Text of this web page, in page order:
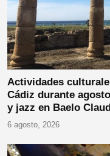
Actividades
Cádiz durante
y jazz en Baelo
6 agosto, 2026